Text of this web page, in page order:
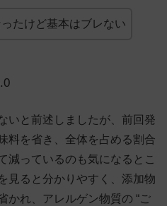
たけど基本はブレない
いと前述しましたが、前回発
料を省き、全体を占める割合
減っているのも気になるとこ
見ると分かりやすく、添加物
かれ、アレルゲン物質の “ご